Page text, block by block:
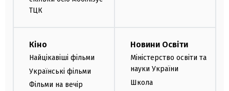
ТЦК
Кіно
Найцікавіші фільми
Українські фільми
Фільми на вечір
Новини Освіти
Міністерство освіти та
науки України
Школа